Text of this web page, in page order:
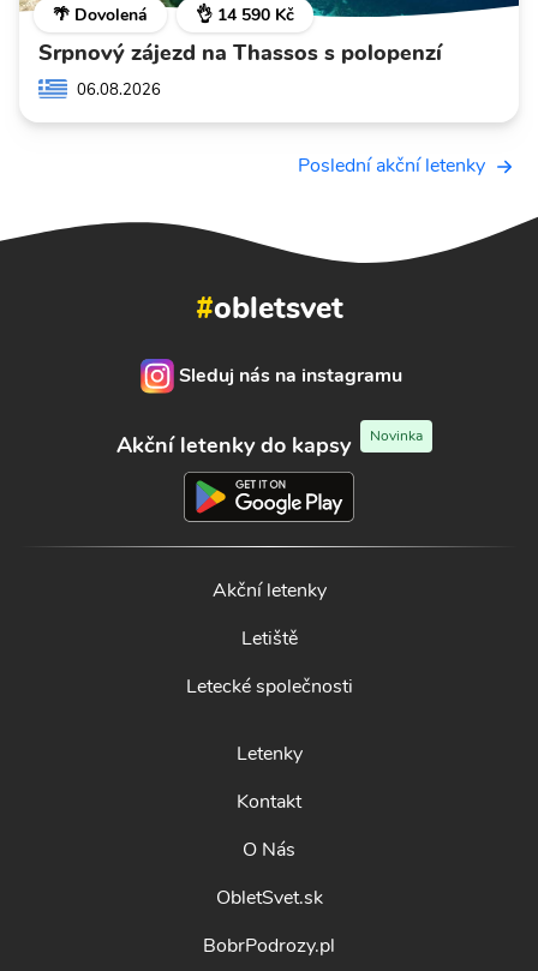
🌴 Dovolená 👌 14 590 Kč
Srpnový zájezd na Thassos s polopenzí
06.08.2026
Poslední akční letenky
#obletsvet
Sleduj nás na instagramu
Akční letenky do kapsy Novinka
Akční letenky
Letiště
Letecké společnosti
Letenky
Kontakt
O Nás
ObletSvet.sk
BobrPodrozy.pl